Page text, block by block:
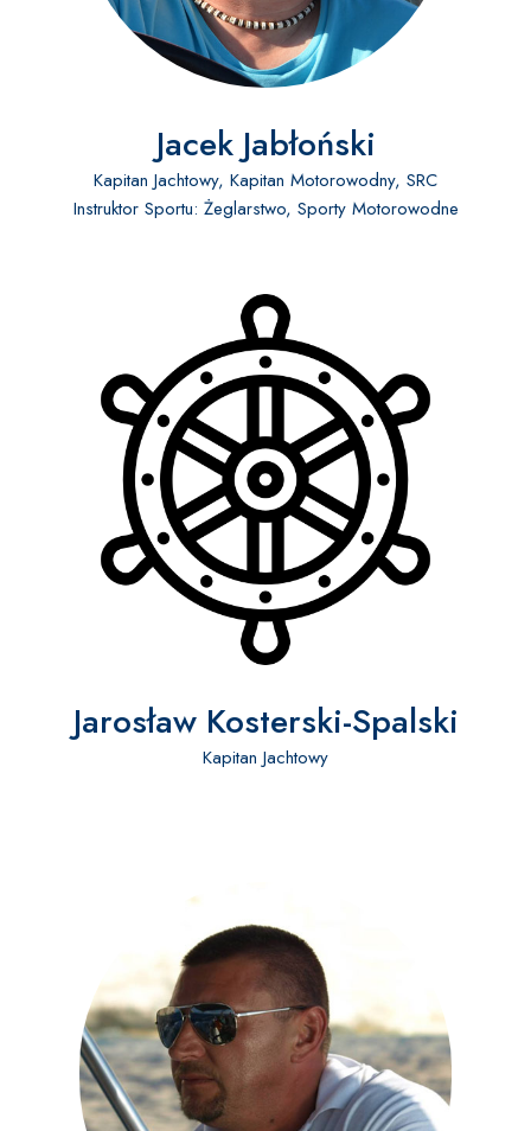
Jacek Jabłoński
Kapitan Jachtowy, Kapitan Motorowodny, SRC
Instruktor Sportu: Żeglarstwo, Sporty Motorowodne
Jarosław Kosterski-Spalski
Kapitan Jachtowy